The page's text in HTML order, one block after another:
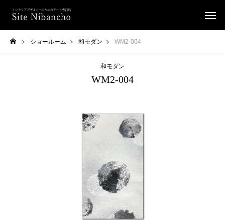
ショールーム 和モダン WM2-004
和モダン
WM2-004